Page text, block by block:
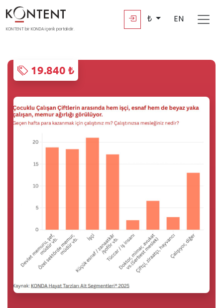
KONTENT bir KONDA içerik portalıdır.
₺ EN
19.840 ₺